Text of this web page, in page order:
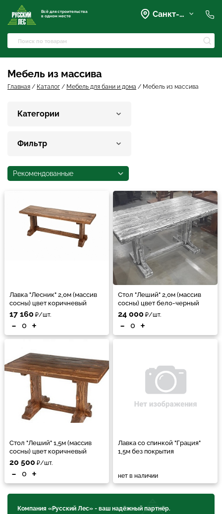
Всё для строительства
в одном месте
Санкт-Петербург
+7 (903) 684-62-00
Мебель из массива
Главная / Каталог / Мебель для бани и дома / Мебель из массива
Категории
Фильтр
Рекомендованные
Лавка "Лесник" 2,0м (массив
сосны) цвет коричневый
17 160 ₽/шт.
- +
Стол "Леший" 2,0м (массив
сосны) цвет бело-черный
24 000 ₽/шт.
- +
Стол "Леший" 1,5м (массив
сосны) цвет коричневый
20 500 ₽/шт.
- +
Лавка со спинкой "Грация"
1,5м без покрытия
нет в наличии
Компания «Русский Лес» - ваш надёжный партнёр.